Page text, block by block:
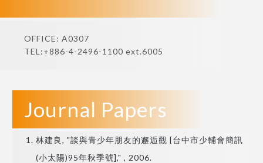
OFFICE: A0307
TEL:+886-4-2496-1100 ext.6005
Journal Papers
林建良, "談與青少年朋友的邂逅觀 [台中市少輔會簡訊
(小太陽)95年秋季號]," , 2006.